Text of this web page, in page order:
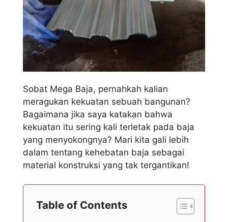
Sobat Mega Baja, pernahkah kalian
meragukan kekuatan sebuah bangunan?
Bagaimana jika saya katakan bahwa
kekuatan itu sering kali terletak pada baja
yang menyokongnya? Mari kita gali lebih
dalam tentang kehebatan baja sebagai
material konstruksi yang tak tergantikan!
Table of Contents